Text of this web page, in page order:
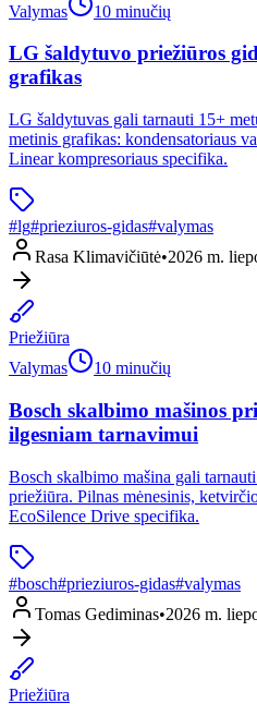
Valymas
10 minučių
LG šaldytuvo priežiūros
grafikas
LG šaldytuvas gali tarnauti 15+
metinis grafikas: kondensatoriaus
Linear kompresoriaus specifika.
#lg#prieziuros-gidas#valymas
Rasa Klimavičiūtė•2026 m.
Priežiūra
Valymas
10 minučių
Bosch skalbimo mašinos
ilgesniam tarnavimui
Bosch skalbimo mašina gali
priežiūra. Pilnas mėnesinis,
EcoSilence Drive specifika.
#bosch#prieziuros-gidas#valymas
Tomas Gediminas•2026 m.
Priežiūra